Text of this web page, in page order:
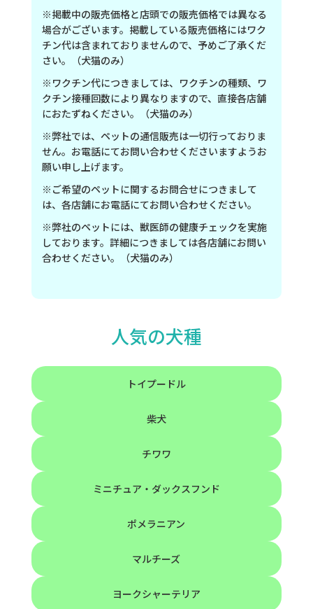
※掲載中の販売価格と店頭での販売価格では異なる
場合がございます。掲載している販売価格にはワク
チン代は含まれておりませんので、予めご了承くだ
さい。（犬猫のみ）
※ワクチン代につきましては、ワクチンの種類、ワ
クチン接種回数により異なりますので、直接各店舗
におたずねください。（犬猫のみ）
※弊社では、ペットの通信販売は一切行っておりま
せん。お電話にてお問い合わせくださいますようお
願い申し上げます。
※ご希望のペットに関するお問合せにつきまして
は、各店舗にお電話にてお問い合わせください。
※弊社のペットには、獣医師の健康チェックを実施
しております。詳細につきましては各店舗にお問い
合わせください。（犬猫のみ）
人気の犬種
トイプードル
柴犬
チワワ
ミニチュア・ダックスフンド
ポメラニアン
マルチーズ
ヨークシャーテリア